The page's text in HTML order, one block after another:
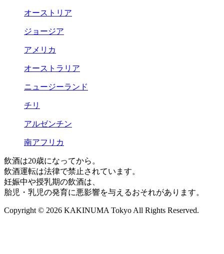
オーストリア
ジョージア
アメリカ
オーストラリア
ニュージーランド
チリ
アルゼンチン
南アフリカ
飲酒は20歳になってから。
飲酒運転は法律で禁止されています。
妊娠中や授乳期の飲酒は、
胎児・乳児の発育に悪影響を与えるおそれがあります。
Copyright © 2026 KAKINUMA Tokyo All Rights Reserved.